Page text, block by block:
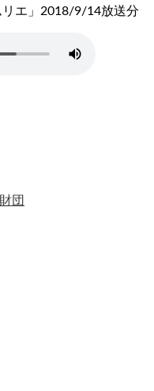
リエ」2018/9/14放送分
団